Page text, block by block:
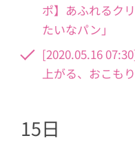
ポ】あふれるク
たいなパン」
[2020.05.16
上がる、おこも
15日